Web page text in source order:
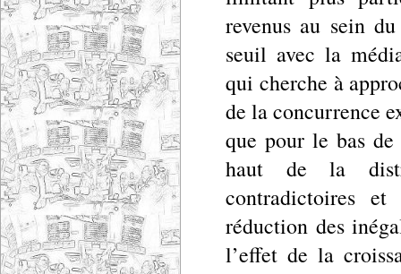
revenus au sein
seuil avec la
qui cherche à
de la concurrence
que pour le bas
haut de la
contradictoires
réduction des
l’effet de la